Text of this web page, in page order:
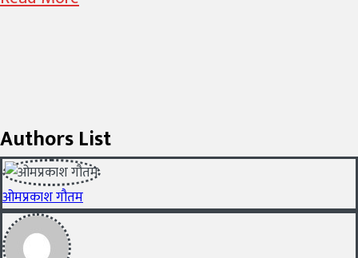
Authors List
ओमप्रकाश गौतम